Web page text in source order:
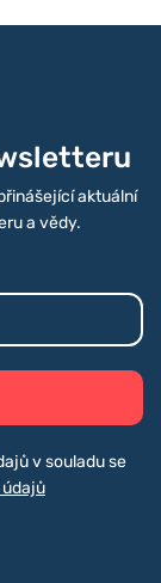
aktuální
a vědy.
v souladu se